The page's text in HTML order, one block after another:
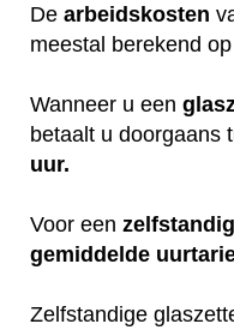
De arbeidskosten
meestal berekend
Wanneer u een
betaalt u doorgaans
uur.
Voor een
gemiddelde
Zelfstandige